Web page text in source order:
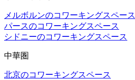
メルボルンのコワーキングスペース
パースのコワーキングスペース
シドニーのコワーキングスペース
中華圏
北京のコワーキングスペース